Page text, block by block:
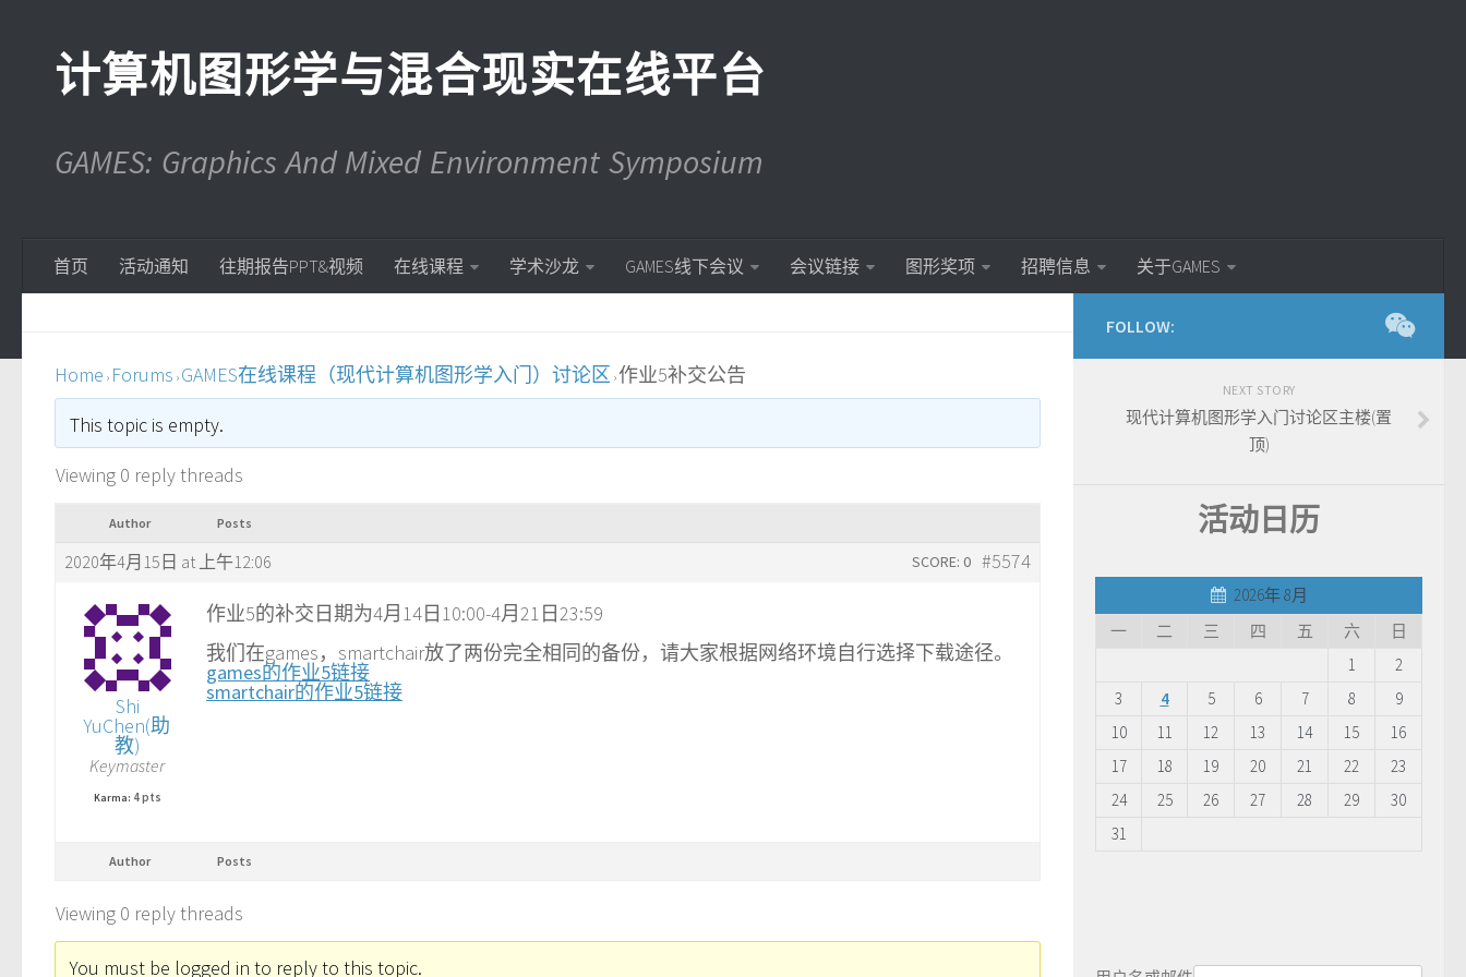
计算机图形学与混合现实在线平台
GAMES: Graphics And Mixed Environment Symposium
首页 活动通知 往期报告PPT&视频 在线课程 学术沙龙 GAMES线下会议 会议链接 图形奖项 招聘信息 关于GAMES
Home › Forums › GAMES在线课程（现代计算机图形学入门）讨论区 › 作业5补交公告
This topic is empty.
Viewing 0 reply threads
Author Posts
2020年4月15日 at 上午12:06 #5574
SCORE: 0
Shi
YuChen(助
教)
Keymaster
Karma: 4 pts
作业5的补交日期为4月14日10:00-4月21日23:59
我们在games，smartchair放了两份完全相同的备份，请大家根据网络环境自行选择下载途径。
games的作业5链接
smartchair的作业5链接
Author Posts
Viewing 0 reply threads
You must be logged in to reply to this topic.
FOLLOW:
NEXT STORY
现代计算机图形学入门讨论区主楼(置
顶)
活动日历
2026年 8月
一
二 三 四 五 六
日
1
2
3
4 5 6 7 8
9
10
11 12 13 14 15
16
17
18 19 20 21 22
23
24
25 26 27 28 29
30
31